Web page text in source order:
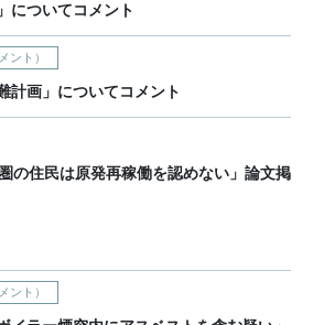
についてコメント
ント）
計画」についてコメント
の住民は原発再稼働を認めない」論文掲
ント）